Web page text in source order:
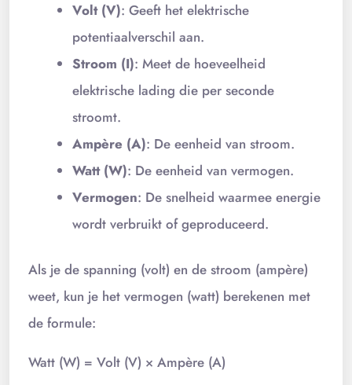
Volt (V): Geeft het elektrische
potentiaalverschil aan.
Stroom (I): Meet de hoeveelheid
elektrische lading die per seconde
stroomt.
Ampère (A): De eenheid van stroom.
Watt (W): De eenheid van vermogen.
Vermogen: De snelheid waarmee energie
wordt verbruikt of geproduceerd.
Als je de spanning (volt) en de stroom (ampère)
weet, kun je het vermogen (watt) berekenen met
de formule:
Watt (W) = Volt (V) × Ampère (A)